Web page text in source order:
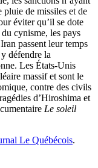
pluie de missiles et de
éviter qu’il se dote
cynisme, les pays
passent leur temps
défendre la
Les États-Unis
massif et sont le
contre des civils
d’Hiroshima et
Le soleil
Le Québécois.